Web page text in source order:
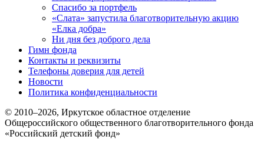
Спасибо за портфель
«Слата» запустила благотворительную акцию
«Елка добра»
Ни дня без доброго дела
Гимн фонда
Контакты и реквизиты
Телефоны доверия для детей
Новости
Политика конфиденциальности
© 2010–2026, Иркутское областное отделение
Общероссийского общественного благотворительного фонда
«Российский детский фонд»